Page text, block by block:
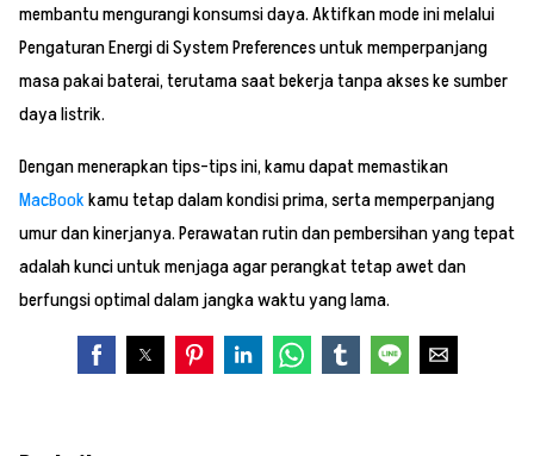
membantu mengurangi konsumsi daya. Aktifkan mode ini melalui
Pengaturan Energi di System Preferences untuk memperpanjang
masa pakai baterai, terutama saat bekerja tanpa akses ke sumber
daya listrik.
Dengan menerapkan tips-tips ini, kamu dapat memastikan
MacBookkamu tetap dalam kondisi prima, serta memperpanjang
umur dan kinerjanya. Perawatan rutin dan pembersihan yang tepat
adalah kunci untuk menjaga agar perangkat tetap awet dan
berfungsi optimal dalam jangka waktu yang lama.